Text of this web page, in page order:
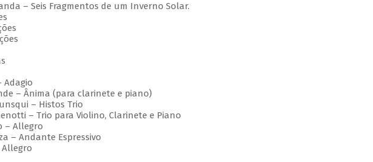
– Seis Fragmentos de um Inverno Solar.
– Ânima (para clarinete e piano)
– Histos Trio
– Trio para Violino, Clarinete e Piano
Allegro
Espressivo